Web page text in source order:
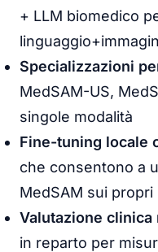
+ LLM biomedico
Specializzazioni
MedSAM-US,
singole modalità
Fine-tuning locale
che consentono a
MedSAM sui propri
Valutazione clinica
in reparto per